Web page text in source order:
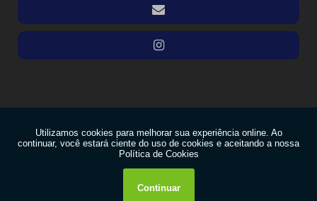
W3C
W3C